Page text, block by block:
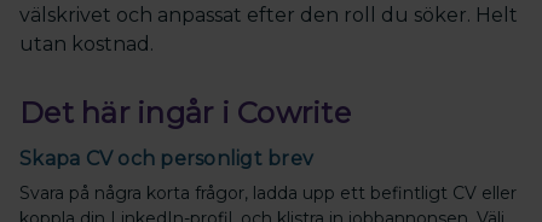
välskrivet och anpassat efter den roll du söker. Helt
utan kostnad.
Det här ingår i Cowrite
Skapa CV och personligt brev
Svara på några korta frågor, ladda upp ett befintligt CV eller